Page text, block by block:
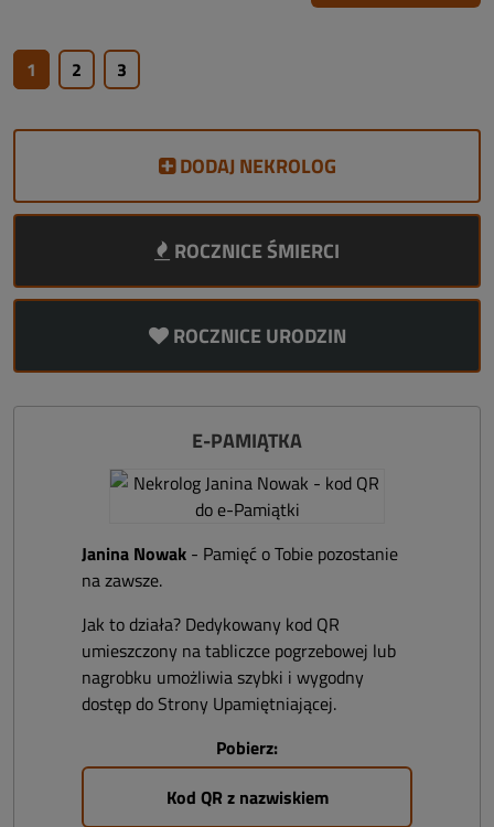
1 2 3
DODAJ NEKROLOG
ROCZNICE ŚMIERCI
ROCZNICE URODZIN
E-PAMIĄTKA
Janina Nowak - Pamięć o Tobie pozostanie
na zawsze.
Jak to działa? Dedykowany kod QR
umieszczony na tabliczce pogrzebowej lub
nagrobku umożliwia szybki i wygodny
dostęp do Strony Upamiętniającej.
Pobierz:
Kod QR z nazwiskiem